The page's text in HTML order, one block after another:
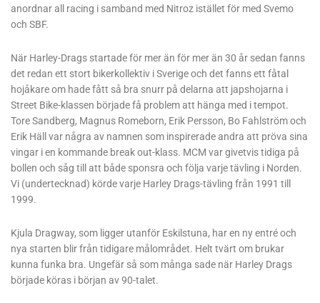
anordnar all racing i samband med Nitroz istället för med Svemo
och SBF.
När Harley-Drags startade för mer än för mer än 30 år sedan fanns
det redan ett stort bikerkollektiv i Sverige och det fanns ett fåtal
hojåkare om hade fått så bra snurr på delarna att japshojarna i
Street Bike-klassen började få problem att hänga med i tempot.
Tore Sandberg, Magnus Romeborn, Erik Persson, Bo Fahlström och
Erik Häll var några av namnen som inspirerade andra att pröva sina
vingar i en kommande break out-klass. MCM var givetvis tidiga på
bollen och såg till att både sponsra och följa varje tävling i Norden.
Vi (undertecknad) körde varje Harley Drags-tävling från 1991 till
1999.
Kjula Dragway, som ligger utanför Eskilstuna, har en ny entré och
nya starten blir från tidigare målområdet. Helt tvärt om brukar
kunna funka bra. Ungefär så som många sade när Harley Drags
började köras i början av 90-talet.